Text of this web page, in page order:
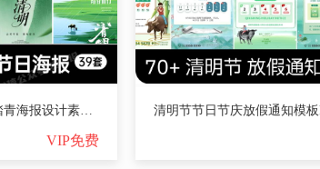
VIP免费